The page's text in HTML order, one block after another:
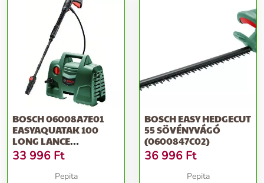
BOSCH 06008A7E01
EASYAQUATAK 100
LONG LANCE
MAGASNYOMÁSÚ
MOSÓ
33 996 Ft
Pepita
BOSCH EASY HEDGECUT
55 SÖVÉNYVÁGÓ
(0600847C02)
36 996 Ft
Pepita